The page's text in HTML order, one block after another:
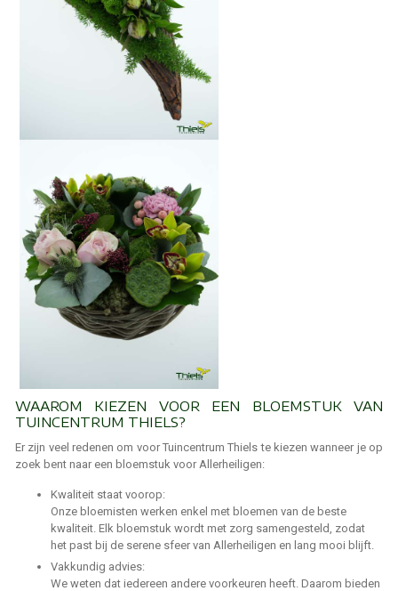
WAAROM KIEZEN VOOR EEN BLOEMSTUK VAN
TUINCENTRUM THIELS?
Er zijn veel redenen om voor Tuincentrum Thiels te kiezen wanneer je op
zoek bent naar een bloemstuk voor Allerheiligen:
Kwaliteit staat voorop:
Onze bloemisten werken enkel met bloemen van de beste
kwaliteit. Elk bloemstuk wordt met zorg samengesteld, zodat
het past bij de serene sfeer van Allerheiligen en lang mooi blijft.
Vakkundig advies:
We weten dat iedereen andere voorkeuren heeft. Daarom bieden